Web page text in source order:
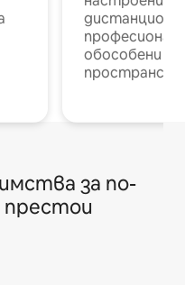
обособени
за по-
престои